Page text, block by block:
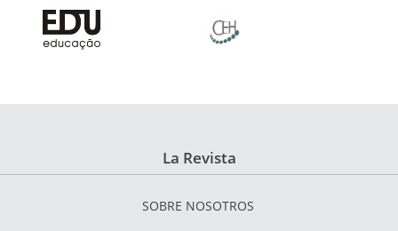
La Revista
SOBRE NOSOTROS